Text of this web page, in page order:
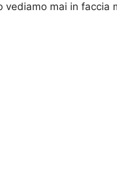
vediamo mai in faccia